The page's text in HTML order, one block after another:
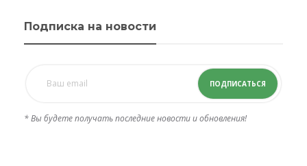
Подписка на новости
ПОДПИСАТЬСЯ
* Вы будете получать последние новости и обновления!